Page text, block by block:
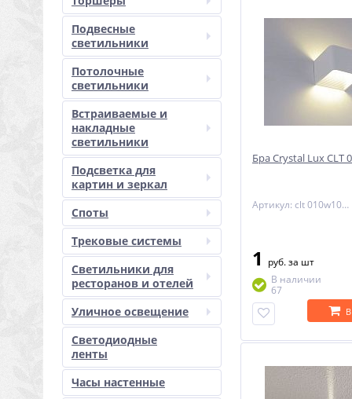
Подвесные
светильники
Потолочные
светильники
Встраиваемые и
накладные
светильники
Подсветка для
картин и зеркал
Споты
Трековые системы
Светильники для
ресторанов и отелей
Уличное освещение
Светодиодные
ленты
Часы настенные
Бра Crystal Lux CLT
Артикул: clt 010w100 wh
1 руб.за шт
В наличии
67